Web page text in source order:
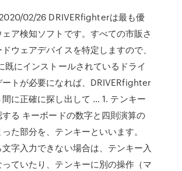
02/26 DRIVERfighterは最も優
ア検知ソフトです。すべての市販さ
ウェアデバイスを特定しますので、
既にインストールされているドライ
トが必要になれば、DRIVERfighter
に正確に探し出して … 1. テンキー
る キーボードの数字と四則演算の
た部分を、テンキーといいます。
字入力できない場合は、テンキー入
ていたり、テンキーに別の操作（マ